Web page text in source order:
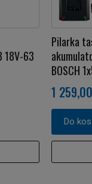
18V-63
Pilarka
BOSCH
1
Do